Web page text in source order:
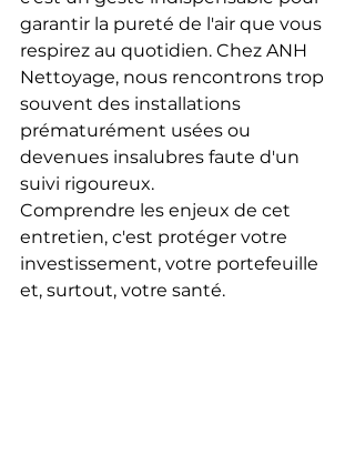
garantir la pureté de l'air que vous
respirez au quotidien. Chez ANH
Nettoyage, nous rencontrons trop
souvent des installations
prématurément usées ou
devenues insalubres faute d'un
suivi rigoureux.
Comprendre les enjeux de cet
entretien, c'est protéger votre
investissement, votre portefeuille
et, surtout, votre santé.